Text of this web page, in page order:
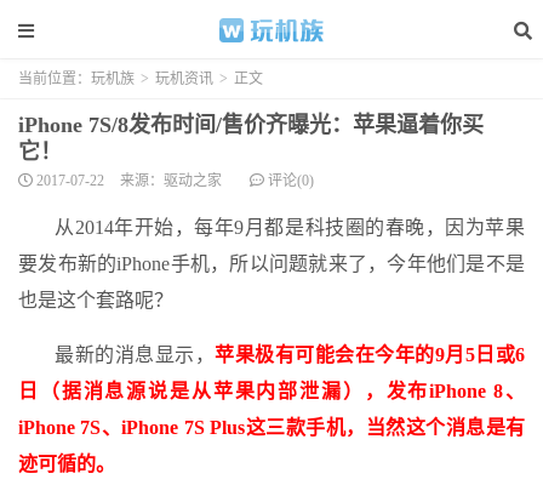
当前位置： 玩机族 > 玩机资讯 > 正文
iPhone 7S/8发布时间/售价齐曝光：苹果逼着你买
它！
2017-07-22 来源：驱动之家 评论(0)
从2014年开始，每年9月都是科技圈的春晚，因为苹果
要发布新的iPhone手机，所以问题就来了，今年他们是不是
也是这个套路呢？
最新的消息显示， 苹果极有可能会在今年的9月5日或6
日（据消息源说是从苹果内部泄漏），发布iPhone 8、
iPhone 7S、iPhone 7S Plus这三款手机，当然这个消息是有
迹可循的。